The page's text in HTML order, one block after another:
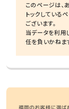
このページは、
トックしている
ございます。
当データを利用
任を負いかねま